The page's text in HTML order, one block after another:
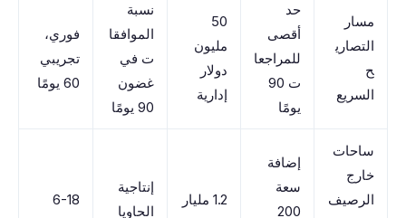
مسار
التصاري
ح
السريع
حد
أقصى
للمراجعا
ت 90
يومًا
50
مليون
دولار
إدارية
نسبة
الموافقا
ت في
غضون
90 يومًا
فوري،
تجريبي
60 يومًا
ساحات
خارج
الرصيف
إضافة
سعة
200
1.2 مليار
إنتاجية
الحاويا
6-18